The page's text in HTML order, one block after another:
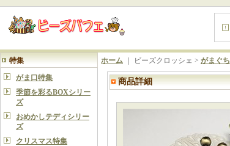
特集
がま口特集
季節を彩るBOXシリー
ズ
おめかしテディシリー
ズ
クリスマス特集
ホーム ｜ ビーズクロッシェ > がまぐち
商品詳細